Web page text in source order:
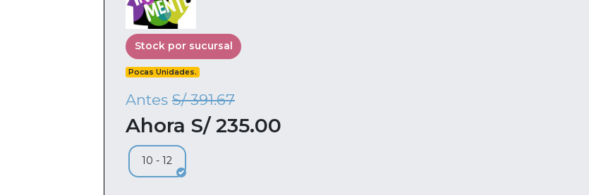
Stock por sucursal
Pocas Unidades.
Antes S/ 391.67
Ahora S/ 235.00
10 - 12